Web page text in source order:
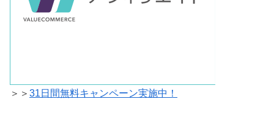
＞＞ 31日間無料キャンペーン実施中！